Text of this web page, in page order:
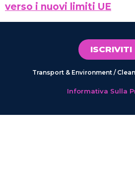
verso i nuovi limiti UE
ISCRIVITI
Transport & Environment /
Informativa Sulla